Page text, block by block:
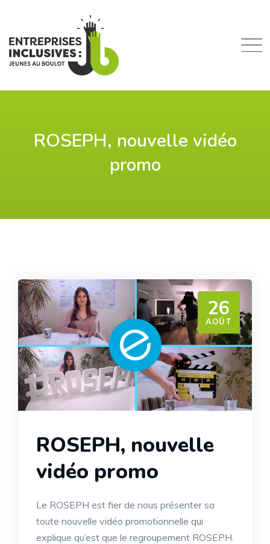
content
ROSEPH, nouvelle vidéo
promo
26
AOÛT
ROSEPH, nouvelle
vidéo promo
Le ROSEPH est fier de nous présenter sa
toute nouvelle vidéo promotionnelle qui
explique qu’est que le regroupement ROSEPH.